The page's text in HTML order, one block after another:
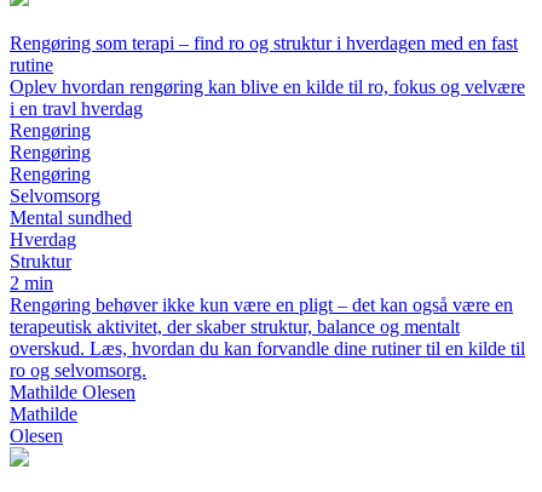
Rengøring som terapi – find ro og struktur i hverdagen med en fast
rutine
Oplev hvordan rengøring kan blive en kilde til ro, fokus og velvære
i en travl hverdag
Rengøring
Rengøring
Rengøring
Selvomsorg
Mental sundhed
Hverdag
Struktur
2 min
Rengøring behøver ikke kun være en pligt – det kan også være en
terapeutisk aktivitet, der skaber struktur, balance og mentalt
overskud. Læs, hvordan du kan forvandle dine rutiner til en kilde til
ro og selvomsorg.
Mathilde Olesen
Mathilde
Olesen